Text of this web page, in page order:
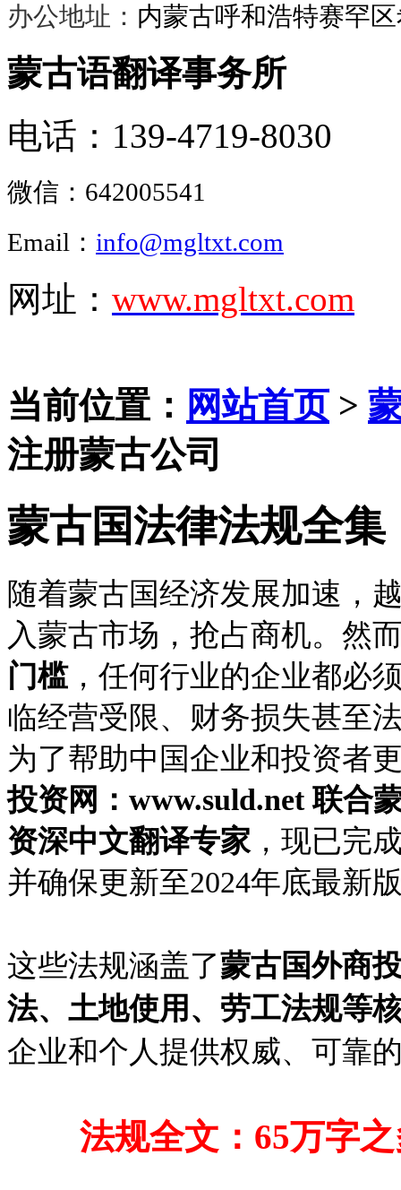
办公地址： 内蒙古呼和浩特赛罕
蒙古语翻译事务所
电话：139-4719-8030
微信： 642005541
Email： info@mgltxt.com
网址： www.mgltxt.com
当前位置： 网站首页>
注册蒙古公司
蒙古国法律法规全集
随着蒙古国经济发展加速，
入蒙古市场，抢占商机。然
门槛，任何行业的企业都必
临经营受限、财务损失甚至
为了帮助中国企业和投资者
投资网：www.suld.net 联合
资深中文翻译专家，现已完
并确保更新至2024年底最新
这些法规涵盖了蒙古国外商
法、土地使用、劳工法规等
企业和个人提供权威、可靠
法规全文：65万字